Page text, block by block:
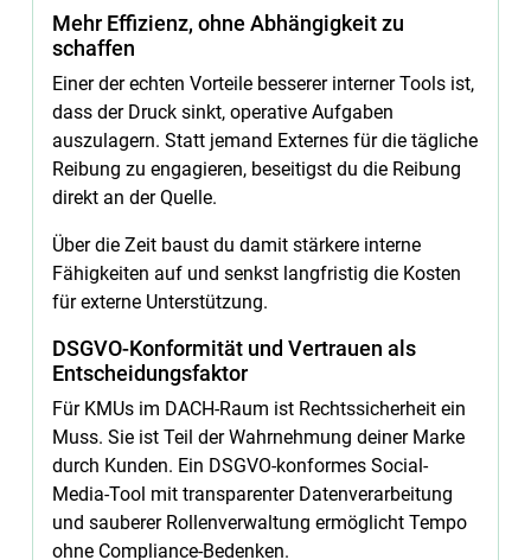
Mehr Effizienz, ohne Abhängigkeit zu
schaffen
Einer der echten Vorteile besserer interner Tools ist,
dass der Druck sinkt, operative Aufgaben
auszulagern. Statt jemand Externes für die tägliche
Reibung zu engagieren, beseitigst du die Reibung
direkt an der Quelle.
Über die Zeit baust du damit stärkere interne
Fähigkeiten auf und senkst langfristig die Kosten
für externe Unterstützung.
DSGVO-Konformität und Vertrauen als
Entscheidungsfaktor
Für KMUs im DACH-Raum ist Rechtssicherheit ein
Muss. Sie ist Teil der Wahrnehmung deiner Marke
durch Kunden. Ein DSGVO-konformes Social-
Media-Tool mit transparenter Datenverarbeitung
und sauberer Rollenverwaltung ermöglicht Tempo
ohne Compliance-Bedenken.